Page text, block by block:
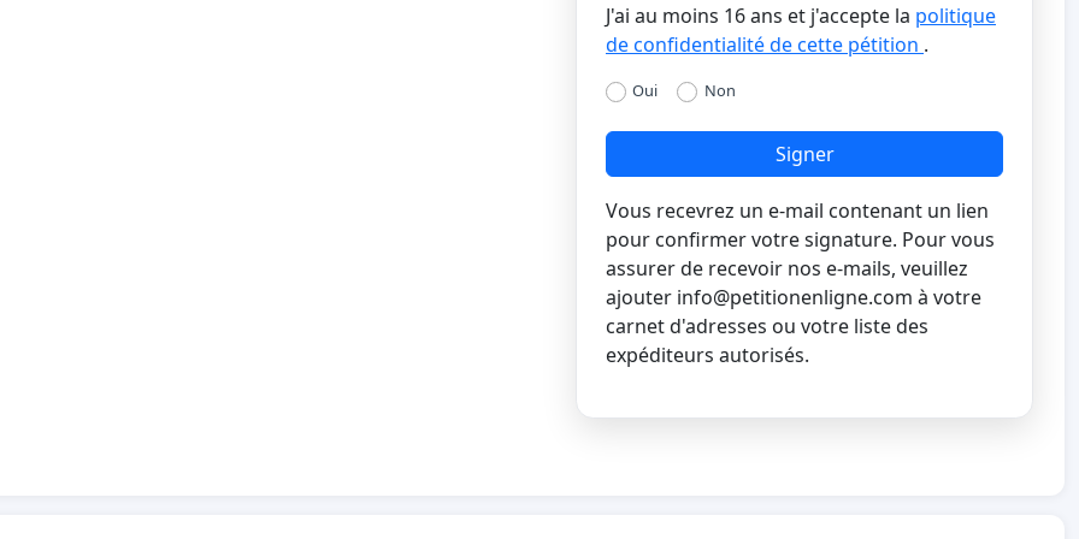
J'ai au moins 16 ans et j'accepte la politique
de confidentialité de cette pétition .
Oui Non
Signer
Vous recevrez un e-mail contenant un lien
pour confirmer votre signature. Pour vous
assurer de recevoir nos e-mails, veuillez
ajouter info@petitionenligne.com à votre
carnet d'adresses ou votre liste des
expéditeurs autorisés.